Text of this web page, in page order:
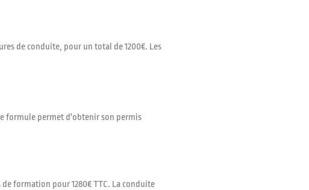
de conduite, pour un total de 1200€. Les
formule permet d'obtenir son permis
formation pour 1280€ TTC. La conduite